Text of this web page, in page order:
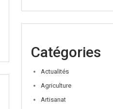
Catégories
Actualités
Agriculture
Artisanat